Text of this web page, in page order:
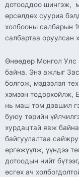
дотооддоо шингэж,
өрсөлдөх сууриа
холбооны салбарын
салбартаа оруулсан
Өнөөдөр Монгол Улс
байна. Энэ ажлыг
болгож, мэдээлэл
хэмээн тодорхойлж,
нь маш том дэвшил
буюу төрийн
хурдацтай явж
байгуулалтаа
өргөжүүлж, үүндээ
дотоодын нийт
өсгөх ач